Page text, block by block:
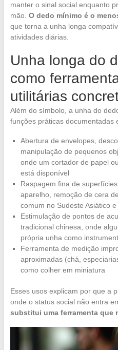
manter o sinal social enquanto
mão. O dedo mínimo é o
que torna a unha longa
atividades diárias.
Unha longa do
como
utilitárias
Além do símbolo, a unha do
funções práticas documentadas
Abertura de envelopes,
manipulação de pequenos
onde um cortador de papel
está disponível
Raspagem fina de
aparelho, remoção de cera
comum no Sudeste Asiático
Estimulação de pontos de
tradicional chinesa, onde
própria unha como
Ferramenta de medição
aproximadas (chá,
como colher em miniatura
Esses usos explicam por que a
onde o status social não entra
substitui uma ferramenta que